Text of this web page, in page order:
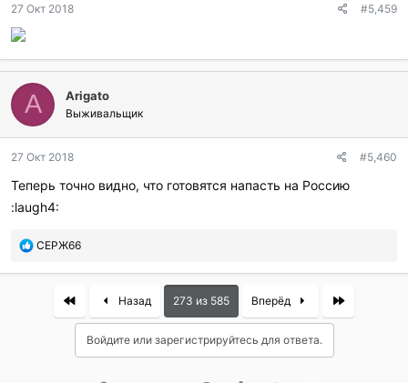
а
л
:
27 Окт 2018 #5,459
A Arigato
Выживальщик
27 Окт 2018 #5,460
Теперь точно видно, что готовятся напасть на Россию
:laugh4:
П
б
СЕРЖ66
Назад 273 из 585 Вперёд Last
Войдите или зарегистрируйтесь для ответа.